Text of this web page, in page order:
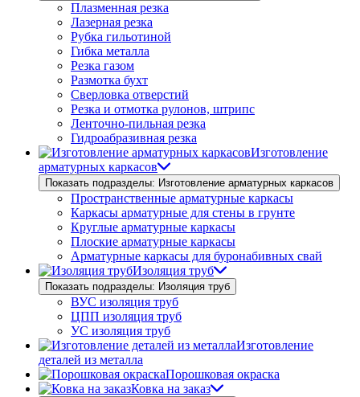
Плазменная резка
Лазерная резка
Рубка гильотиной
Гибка металла
Резка газом
Размотка бухт
Сверловка отверстий
Резка и отмотка рулонов, штрипс
Ленточно-пильная резка
Гидроабразивная резка
Изготовление
арматурных каркасов
Показать подразделы: Изготовление арматурных каркасов
Пространственные арматурные каркасы
Каркасы арматурные для стены в грунте
Круглые арматурные каркасы
Плоские арматурные каркасы
Арматурные каркасы для буронабивных свай
Изоляция труб
Показать подразделы: Изоляция труб
ВУС изоляция труб
ЦПП изоляция труб
УС изоляция труб
Изготовление
деталей из металла
Порошковая окраска
Ковка на заказ